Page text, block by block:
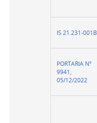
IS 21.231-001B
PORTARIA Nº
9941,
05/12/2022